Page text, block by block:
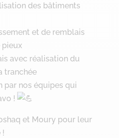
des bâtiments
et de remblais
pieux
avec réalisation du
tranchée
par nos équipes qui
!
et Moury pour leur
!